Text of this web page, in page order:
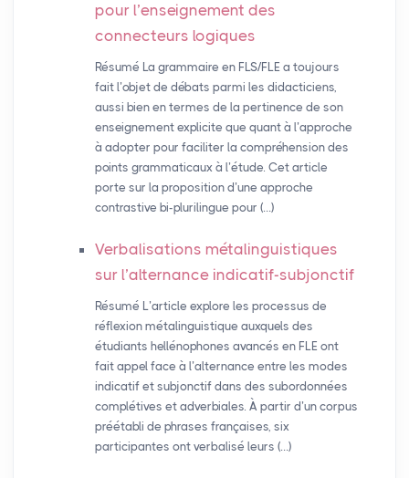
pour l’enseignement des
connecteurs logiques
Résumé La grammaire en FLS/FLE a toujours
fait l’objet de débats parmi les didacticiens,
aussi bien en termes de la pertinence de son
enseignement explicite que quant à l’approche
à adopter pour faciliter la compréhension des
points grammaticaux à l’étude. Cet article
porte sur la proposition d’une approche
contrastive bi-plurilingue pour (…)
Verbalisations métalinguistiques
sur l’alternance indicatif-subjonctif
Résumé L’article explore les processus de
réflexion métalinguistique auxquels des
étudiants hellénophones avancés en FLE ont
fait appel face à l’alternance entre les modes
indicatif et subjonctif dans des subordonnées
complétives et adverbiales. À partir d’un corpus
préétabli de phrases françaises, six
participantes ont verbalisé leurs (…)